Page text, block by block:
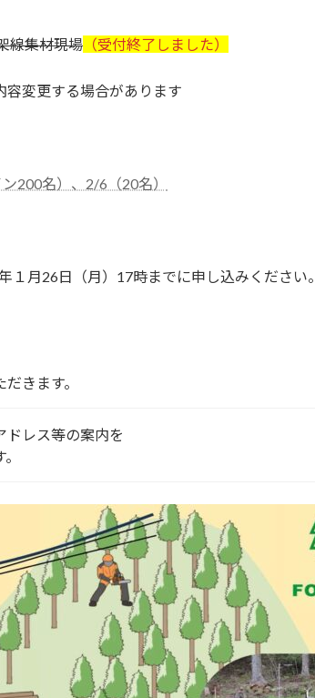
線集材現場 （受付終了しました）
る場合があります
名）、2/6（20名）
26日（月）17時までに申し込みください。
きます。
ドレス等の案内を